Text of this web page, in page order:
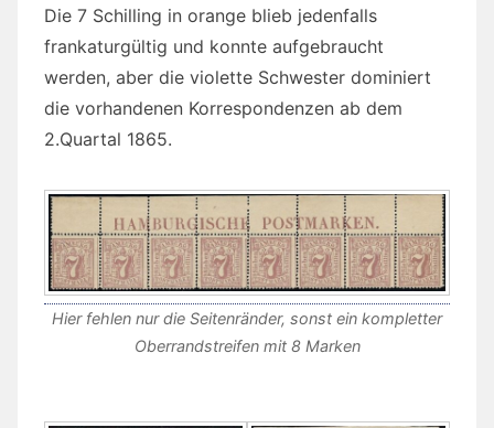
Die 7 Schilling in orange blieb jedenfalls
frankaturgültig und konnte aufgebraucht
werden, aber die violette Schwester dominiert
die vorhandenen Korrespondenzen ab dem
2.Quartal 1865.
Hier fehlen nur die Seitenränder, sonst ein kompletter
Oberrandstreifen mit 8 Marken